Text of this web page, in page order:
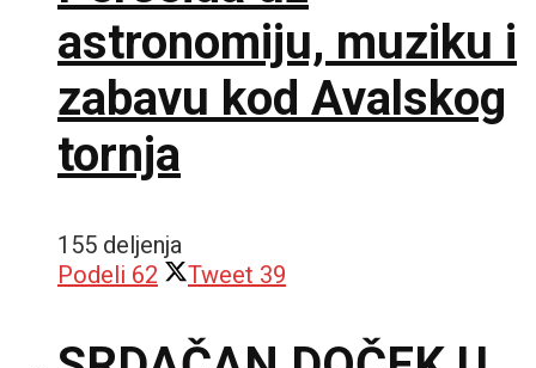
astronomiju, muziku i
zabavu kod Avalskog
tornja
155 deljenja
Podeli 62 Tweet 39